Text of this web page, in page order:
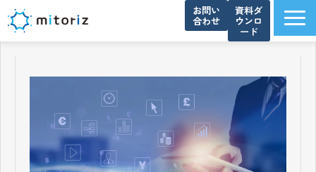
お問い
合わせ
資料ダ
ウンロ
ード
選ばれる理由
導入事例
ブログ
お知らせ